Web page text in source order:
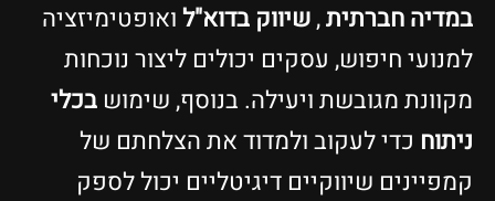
במדיה חברתית,שיווק בדוא"לואופטימיזציה
למנועי חיפוש, עסקים יכולים ליצור נוכחות
מקוונת מגובשת ויעילה. בנוסף, שימוש בכלי
ניתוח כדי לעקוב ולמדוד את הצלחתם של
קמפיינים שיווקיים דיגיטליים יכול לספק